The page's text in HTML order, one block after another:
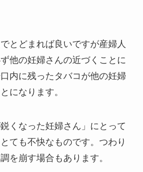
とどまれば良いですが産婦人
他の妊婦さんの近づくことに
内に残ったタバコが他の妊婦
になります。
くなった妊婦さん」にとって
ても不快なものです。つわり
を崩す場合もあります。